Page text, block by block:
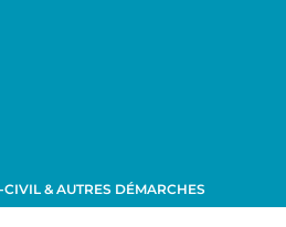
CIVIL & AUTRES DÉMARCHES